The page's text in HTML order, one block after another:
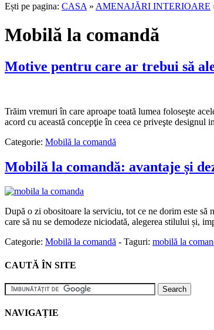
Ești pe pagina: CASA » AMENAJĂRI INTERIOARE
Mobilă la comandă
Motive pentru care ar trebui să
Trăim vremuri în care aproape toată lumea foloseşte
acord cu această concepţie în ceea ce priveşte
Categorie: Mobilă la comandă
Mobilă la comandă: avantaje și
După o zi obositoare la serviciu, tot ce ne dorim este
care să nu se demodeze niciodată, alegerea stilului și,
Categorie: Mobilă la comandă - Taguri: mobilă la
CAUTĂ ÎN SITE
NAVIGAȚIE